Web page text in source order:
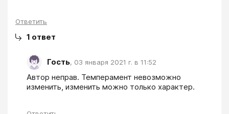
Ответить
1 ответ
Гость, 03 января 2021 г. в 11:52
Автор неправ. Темперамент невозможно
изменить, изменить можно только характер.